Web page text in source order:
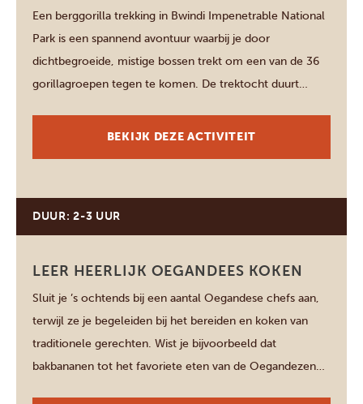
Een berggorilla trekking in Bwindi Impenetrable National
Park is een spannend avontuur waarbij je door
dichtbegroeide, mistige bossen trekt om een van de 36
gorillagroepen tegen te komen. De trektocht duurt
je kiest – Rushaga, Ruhija, Nkuringo of Buhoma – en is
BEKIJK DEZE ACTIVITEIT
DUUR: 2-3 UUR
LEER HEERLIJK OEGANDEES KOKEN
Sluit je ’s ochtends bij een aantal Oegandese chefs aan,
terwijl ze je begeleiden bij het bereiden en koken van
traditionele gerechten. Wist je bijvoorbeeld dat
bakbananen tot het favoriete eten van de Oegandezen